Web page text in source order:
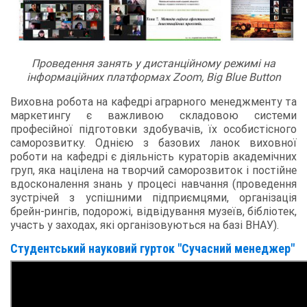
Проведення занять у дистанційному режимі на
інформаційних платформах Zoom, Big Blue Button
Виховна робота на кафедрі аграрного менеджменту та
маркетингу є важливою складовою системи
професійної підготовки здобувачів, їх особистісного
саморозвитку. Однією з базових ланок виховної
роботи на кафедрі є діяльність кураторів академічних
груп, яка націлена на творчий саморозвиток і постійне
вдосконалення знань у процесі навчання (проведення
зустрічей з успішними підприємцями, організація
брейн-рингів, подорожі, відвідування музеїв, бібліотек,
участь у заходах, які організовуються на базі ВНАУ).
Студентський науковий гурток "Сучасний менеджер"